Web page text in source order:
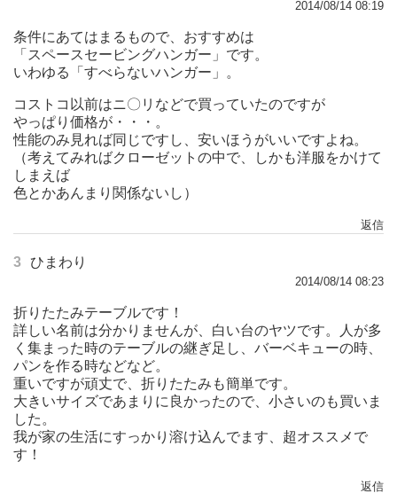
2014/08/14 08:19
条件にあてはまるもので、おすすめは
「スペースセービングハンガー」です。
いわゆる「すべらないハンガー」。
コストコ以前はニ〇リなどで買っていたのですが
やっぱり価格が・・・。
性能のみ見れば同じですし、安いほうがいいですよね。
（考えてみればクローゼットの中で、しかも洋服をかけて
しまえば
色とかあんまり関係ないし）
返信
3 ひまわり
2014/08/14 08:23
折りたたみテーブルです！
詳しい名前は分かりませんが、白い台のヤツです。人が多
く集まった時のテーブルの継ぎ足し、バーベキューの時、
パンを作る時などなど。
重いですが頑丈で、折りたたみも簡単です。
大きいサイズであまりに良かったので、小さいのも買いま
した。
我が家の生活にすっかり溶け込んでます、超オススメで
す！
返信